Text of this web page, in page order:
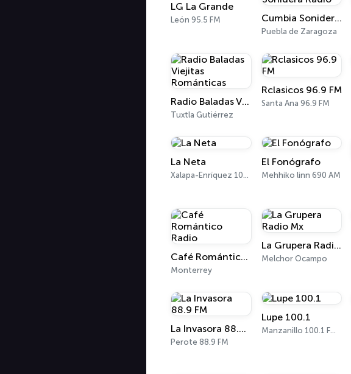
LG La Grande
León 95.5 FM Cumbia Sonidera Radio
Puebla de Zaragoza
Radio Baladas Viejitas Románticas
Tuxtla Gutiérrez
Rclasicos 96.9 FM
Santa Ana 96.9 FM
La Neta
Xalapa-Enríquez 102.5 FM
El Fonógrafo
Mehhiko linn 690 AM
Café Romántico Radio
Monterrey
La Grupera Radio Mx
Melchor Ocampo
La Invasora 88.9 FM
Perote 88.9 FM
Lupe 100.1
Manzanillo 100.1 FM - 560 AM